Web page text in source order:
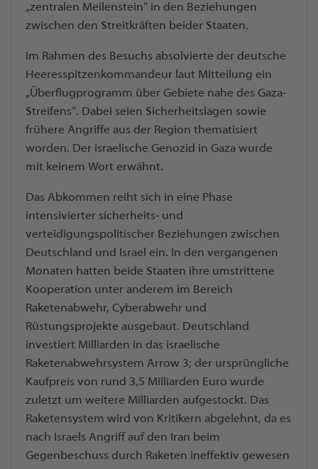
„zentralen Meilenstein“ in den Beziehungen
zwischen den Streitkräften beider Staaten.
Im Rahmen des Besuchs absolvierte der deutsche
Heeresspitzenkommandeur laut Mitteilung ein
„Überflugprogramm über Gebiete nahe des Gaza-
Streifens“. Dabei seien Sicherheitslagen sowie
frühere Angriffe aus der Region thematisiert
worden. Der israelische Genozid in Gaza wurde
mit keinem Wort erwähnt.
Das Abkommen reiht sich in eine Phase
intensivierter sicherheits- und
verteidigungspolitischer Beziehungen zwischen
Deutschland und Israel ein. In den vergangenen
Monaten hatten beide Staaten ihre umstrittene
Kooperation unter anderem im Bereich
Raketenabwehr, Cyberabwehr und
Rüstungsprojekte ausgebaut. Deutschland
investiert Milliarden in das israelische
Raketenabwehrsystem Arrow 3; der ursprüngliche
Kaufpreis von rund 3,5 Milliarden Euro wurde
zuletzt um weitere Milliarden aufgestockt. Das
Raketensystem wird von Kritikern abgelehnt, da es
nach Israels Angriff auf den Iran beim
Gegenbeschuss durch Raketen ineffektiv gewesen